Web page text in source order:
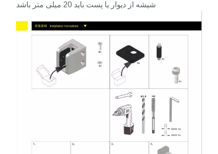
شیشه از دیوار یا پست باید 20 میلی متر باشد